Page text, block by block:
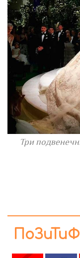
Три